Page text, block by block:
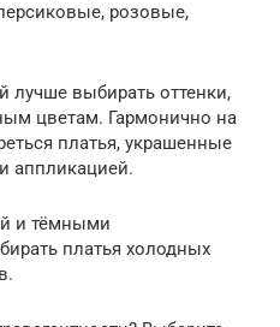
розовые,
лучше выбирать оттенки,
цветам. Гармонично на
платья, украшенные
аппликацией.
и тёмными
платья холодных